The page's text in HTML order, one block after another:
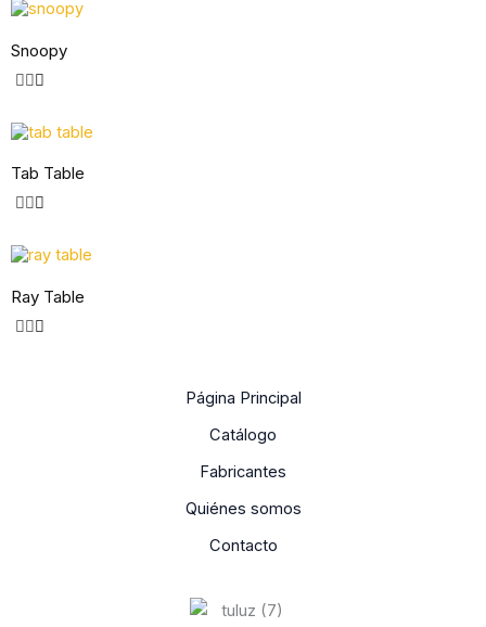
Snoopy
Tab Table
Ray Table
Página Principal
Catálogo
Fabricantes
Quiénes somos
Contacto